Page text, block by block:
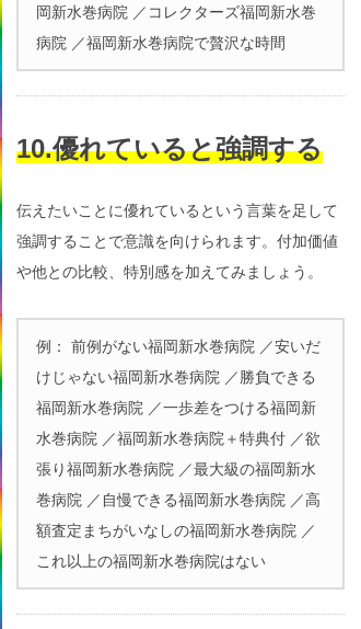
岡新水巻病院 ／コレクターズ福岡新水巻
病院 ／福岡新水巻病院で贅沢な時間
10.優れていると強調する
伝えたいことに優れているという言葉を足して
強調することで意識を向けられます。付加価値
や他との比較、特別感を加えてみましょう。
例： 前例がない福岡新水巻病院 ／安いだ
けじゃない福岡新水巻病院 ／勝負できる
福岡新水巻病院 ／一歩差をつける福岡新
水巻病院 ／福岡新水巻病院＋特典付 ／欲
張り福岡新水巻病院 ／最大級の福岡新水
巻病院 ／自慢できる福岡新水巻病院 ／高
額査定まちがいなしの福岡新水巻病院 ／
これ以上の福岡新水巻病院はない